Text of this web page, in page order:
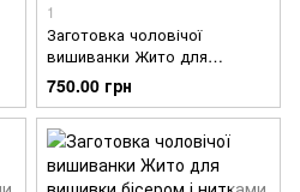
1
Заготовка чоловічої
вишиванки Жито для
вишивки бісером
СЧ009шМнннн
750.00 грн